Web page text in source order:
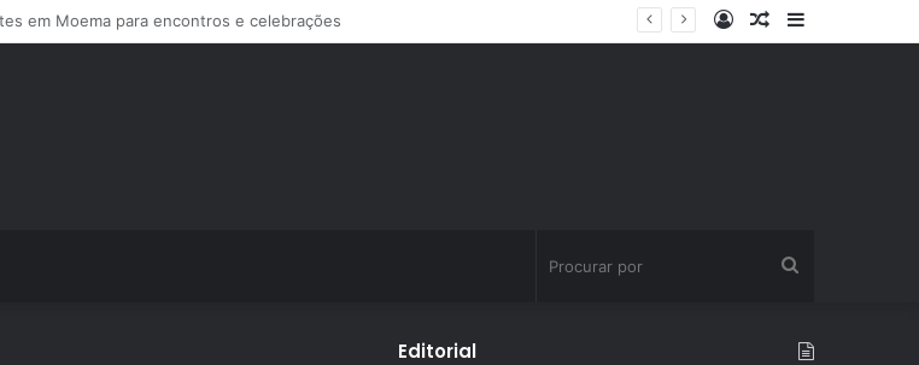
crescem no Brasil e impulsionam modelo de assinatura fitness
Barra
Artigo
Entrar
por
Editorial